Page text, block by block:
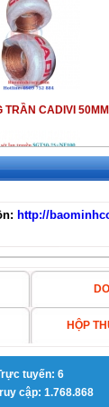
TRẦN CADIVI
SÉT LPI SGT50-
SÉT ABB OPR
http://
HỘP
tuyến: 6
cập: 1.768.868